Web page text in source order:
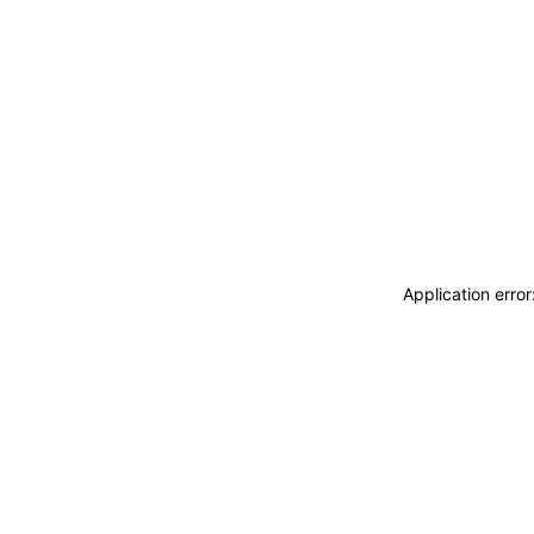
Application